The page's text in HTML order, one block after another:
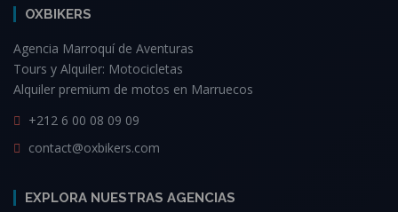
OXBIKERS
Agencia Marroquí de Aventuras
Tours y Alquiler: Motocicletas
Alquiler premium de motos en Marruecos
+212 6 00 08 09 09
contact@oxbikers.com
EXPLORA NUESTRAS AGENCIAS